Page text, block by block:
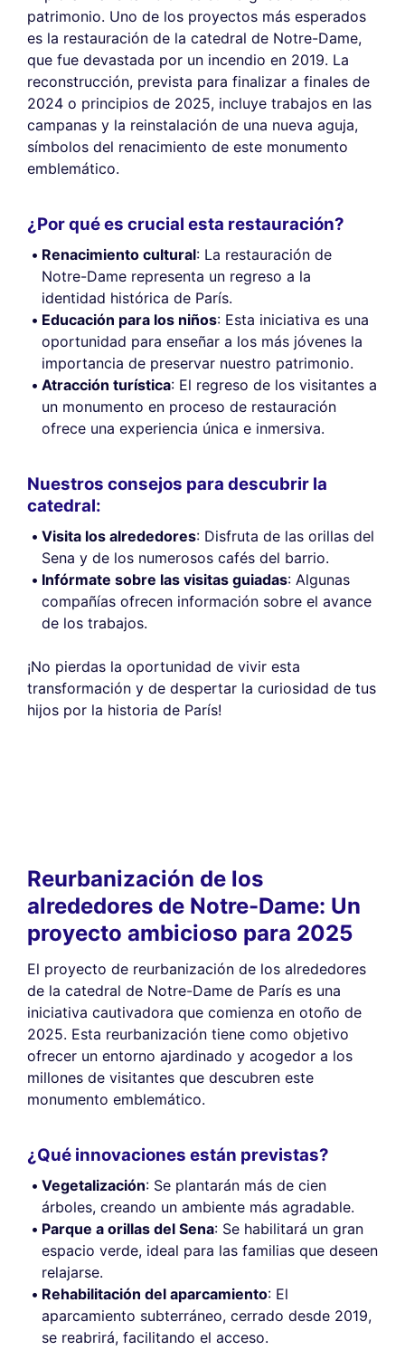
patrimonio. Uno de los proyectos más esperados
es la restauración de la catedral de Notre-Dame,
que fue devastada por un incendio en 2019. La
reconstrucción, prevista para finalizar a finales de
2024 o principios de 2025, incluye trabajos en las
campanas y la reinstalación de una nueva aguja,
símbolos del renacimiento de este monumento
emblemático.
¿Por qué es crucial esta restauración?
Renacimiento cultural: La restauración de
Notre-Dame representa un regreso a la
identidad histórica de París.
Educación para los niños: Esta iniciativa es una
oportunidad para enseñar a los más jóvenes la
importancia de preservar nuestro patrimonio.
Atracción turística: El regreso de los visitantes a
un monumento en proceso de restauración
ofrece una experiencia única e inmersiva.
Nuestros consejos para descubrir la
catedral:
Visita los alrededores: Disfruta de las orillas del
Sena y de los numerosos cafés del barrio.
Infórmate sobre las visitas guiadas: Algunas
compañías ofrecen información sobre el avance
de los trabajos.
¡No pierdas la oportunidad de vivir esta
transformación y de despertar la curiosidad de tus
hijos por la historia de París!
Reurbanización de los
alrededores de Notre-Dame: Un
proyecto ambicioso para 2025
El proyecto de reurbanización de los alrededores
de la catedral de Notre-Dame de París es una
iniciativa cautivadora que comienza en otoño de
2025. Esta reurbanización tiene como objetivo
ofrecer un entorno ajardinado y acogedor a los
millones de visitantes que descubren este
monumento emblemático.
¿Qué innovaciones están previstas?
Vegetalización: Se plantarán más de cien
árboles, creando un ambiente más agradable.
Parque a orillas del Sena: Se habilitará un gran
espacio verde, ideal para las familias que deseen
relajarse.
Rehabilitación del aparcamiento: El
aparcamiento subterráneo, cerrado desde 2019,
se reabrirá, facilitando el acceso.